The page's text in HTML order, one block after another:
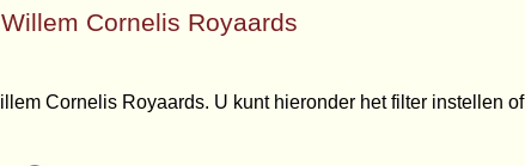
Willem Cornelis Royaards
Cornelis Royaards. U kunt hieronder het filter instellen of